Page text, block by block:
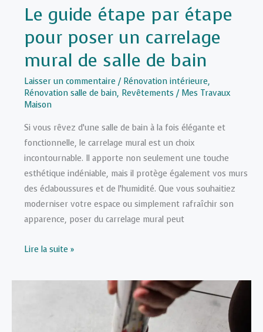
Le guide étape par étape
pour poser un carrelage
mural de salle de bain
Laisser un commentaire / Rénovation intérieure,
Rénovation salle de bain, Revêtements / Mes Travaux
Maison
Si vous rêvez d’une salle de bain à la fois élégante et
fonctionnelle, le carrelage mural est un choix
incontournable. Il apporte non seulement une touche
esthétique indéniable, mais il protège également vos murs
des éclaboussures et de l’humidité. Que vous souhaitiez
moderniser votre espace ou simplement rafraîchir son
apparence, poser du carrelage mural peut
Le
étape
Lire la suite »